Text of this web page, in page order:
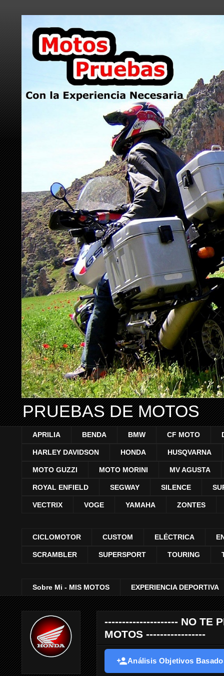
PRUEBAS DE MOTOS
APRILIA BENDA BMW CF MOTO
HARLEY DAVIDSON HONDA HUSQVARNA
MOTO GUZZI MOTO MORINI MV AGUSTA
ROYAL ENFIELD SEGWAY SILENCE
VECTRIX VOGE YAMAHA ZONTES
CICLOMOTOR CUSTOM ELÉCTRICA
SCRAMBLER SUPERSPORT TOURING
Sobre Mi - MIS MOTOS EXPERIENCIA DEPORTIVA
--------------------- NO TE
MOTOS -----------------
Análisis Objetivos